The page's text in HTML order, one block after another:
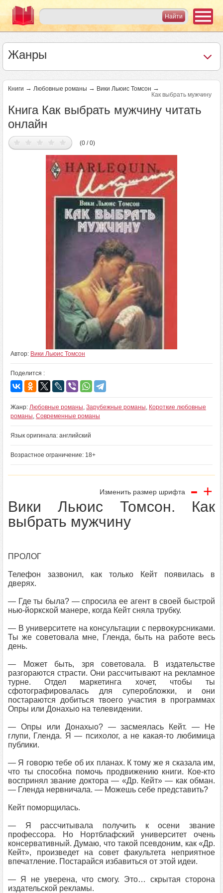
Жанры
Книги → Любовные романы → Вики Льюис Томсон →
Как выбрать мужчину
Книга Как выбрать мужчину читать
онлайн
(0 / 0)
Автор: Вики Льюис Томсон
Поделится :
Жанр: Любовные романы, Зарубежные романы, Короткие любовные
романы, Современные романы
Язык оригинала: английский
Возрастное ограничение: 18+
Изменить размер шрифта - +
Вики Льюис Томсон. Как
выбрать мужчину
ПРОЛОГ
Телефон зазвонил, как только Кейт появилась в
дверях.
— Где ты была? — спросила ее агент в своей быстрой
нью-йоркской манере, когда Кейт сняла трубку.
— В университете на консультации с первокурсниками.
Ты же советовала мне, Гленда, быть на работе весь
день.
— Может быть, зря советовала. В издательстве
разгораются страсти. Они рассчитывают на рекламное
турне. Отдел маркетинга хочет, чтобы ты
сфотографировалась для суперобложки, и они
постараются добиться твоего участия в программах
Опры или Донахыо на телевидении.
— Опры или Донахыо? — засмеялась Кейт. — Не
глупи, Гленда. Я — психолог, а не какая-то любимица
публики.
— Я говорю тебе об их планах. К тому же я сказала им,
что ты способна помочь продвижению книги. Кое-кто
воспринял звание доктора — «Др. Кейт» — как обман.
— Гленда нервничала. — Можешь себе представить?
Кейт поморщилась.
— Я рассчитывала получить к осени звание
профессора. Но Нортблафский университет очень
консервативный. Думаю, что такой псевдоним, как «Др.
Кейт», произведет на совет факультета неприятное
впечатление. Постарайся избавиться от этой идеи.
— Я не уверена, что смогу. Это… скрытая сторона
издательской рекламы.